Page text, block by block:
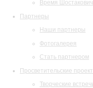
Время
Партнеры
Наши партнеры
Фотогалерея
Стать партнером
Просветительские
Творческие